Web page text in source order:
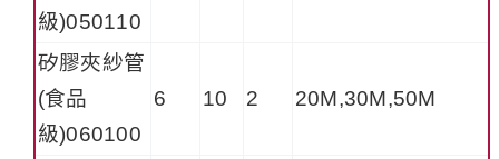
級)050110
矽膠夾紗管
(食品
級)060100
6 10 2 20M,30M,50M